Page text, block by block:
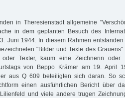
in Theresienstadt allgemeine
in dem geplanten Besuch des
Juni 1944. In diesem Rahmen
"Bilder und Texte des
Texter, kaum eine Zeichnerin oder
von Beppo Krämer am 19. April
aus Q 609 beteiligten sich daran. So
einen ausführlichen Bericht über
und viele andere trugen